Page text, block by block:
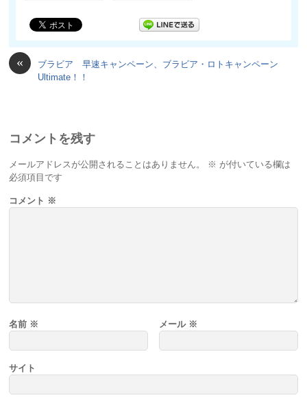
«
ブラビア 早速キャンペーン、ブラビア・ロトキャンペーン
Ultimate！！
コメントを残す
メールアドレスが公開されることはありません。 ※ が付いている欄は
必須項目です
コメント ※
名前 ※ メール ※
サイト